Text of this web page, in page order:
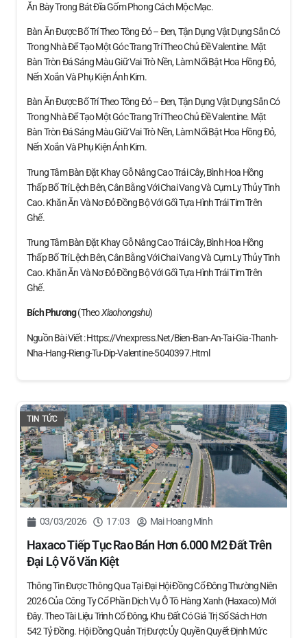
Ăn Bày Trong Bát Đĩa Gốm Phong Cách Mộc Mạc.
Bàn Ăn Được Bố Trí Theo Tông Đỏ – Đen, Tận Dụng Vật Dụng Sẵn Có
Trong Nhà Để Tạo Một Góc Trang Trí Theo Chủ Đề Valentine. Mặt
Bàn Tròn Đá Sáng Màu Giữ Vai Trò Nền, Làm Nổi Bật Hoa Hồng Đỏ,
Nến Xoắn Và Phụ Kiện Ánh Kim.
Bàn Ăn Được Bố Trí Theo Tông Đỏ – Đen, Tận Dụng Vật Dụng Sẵn Có
Trong Nhà Để Tạo Một Góc Trang Trí Theo Chủ Đề Valentine. Mặt
Bàn Tròn Đá Sáng Màu Giữ Vai Trò Nền, Làm Nổi Bật Hoa Hồng Đỏ,
Nến Xoắn Và Phụ Kiện Ánh Kim.
Trung Tâm Bàn Đặt Khay Gỗ Nâng Cao Trái Cây, Bình Hoa Hồng
Thấp Bố Trí Lệch Bên, Cân Bằng Với Chai Vang Và Cụm Ly Thủy Tinh
Cao. Khăn Ăn Và Nơ Đỏ Đồng Bộ Với Gối Tựa Hình Trái Tim Trên
Ghế.
Trung Tâm Bàn Đặt Khay Gỗ Nâng Cao Trái Cây, Bình Hoa Hồng
Thấp Bố Trí Lệch Bên, Cân Bằng Với Chai Vang Và Cụm Ly Thủy Tinh
Cao. Khăn Ăn Và Nơ Đỏ Đồng Bộ Với Gối Tựa Hình Trái Tim Trên
Ghế.
Bích Phương(theoXiaohongshu)
Nguồn Bài Viết : Https://vnexpress.net/bien-Ban-An-Tai-Gia-Thanh-
Nha-Hang-Rieng-Tu-Dip-Valentine-5040397.html
TIN TỨC
03/03/2026 17:03 Mai Hoang Minh
Haxaco Tiếp Tục Rao Bán Hơn 6.000 M2 Đất Trên
Đại Lộ Võ Văn Kiệt
Thông Tin Được Thông Qua Tại Đại Hội Đồng Cổ Đông Thường Niên
2026 Của Công Ty Cổ Phần Dịch Vụ Ô Tô Hàng Xanh (Haxaco) Mới
Đây. Theo Tài Liệu Trình Cổ Đông, Khu Đất Có Giá Trị Sổ Sách Hơn
542 Tỷ Đồng. Hội Đồng Quản Trị Được Ủy Quyền Quyết Định Mức